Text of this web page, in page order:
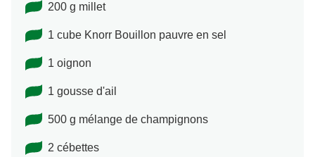
200 g millet
1 cube Knorr Bouillon pauvre en sel
1 oignon
1 gousse d'ail
500 g mélange de champignons
2 cébettes